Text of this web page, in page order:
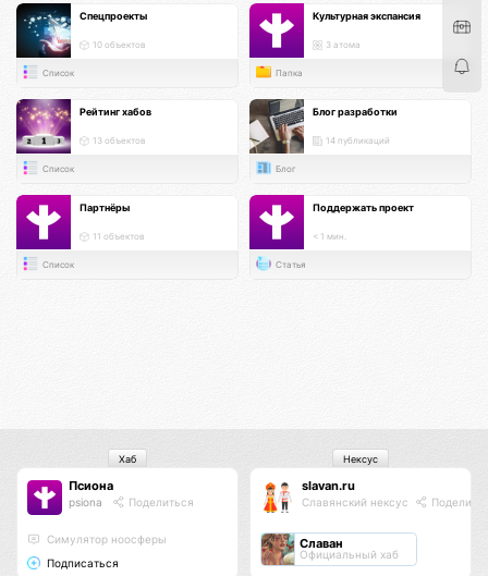
Спецпроекты
10 объектов
Список
Культурная экспансия
3 атома
Папка
Рейтинг хабов
13 объектов
Список
Блог разработки
14 публикаций
Блог
Партнёры
11 объектов
Список
Поддержать проект
< 1 мин.
Статья
Псиона
psiona Поделиться
Cимулятор ноосферы
Подписаться
Хаб
slavan.ru
Славянский нексус
Славан
Официальный хаб
Нексус